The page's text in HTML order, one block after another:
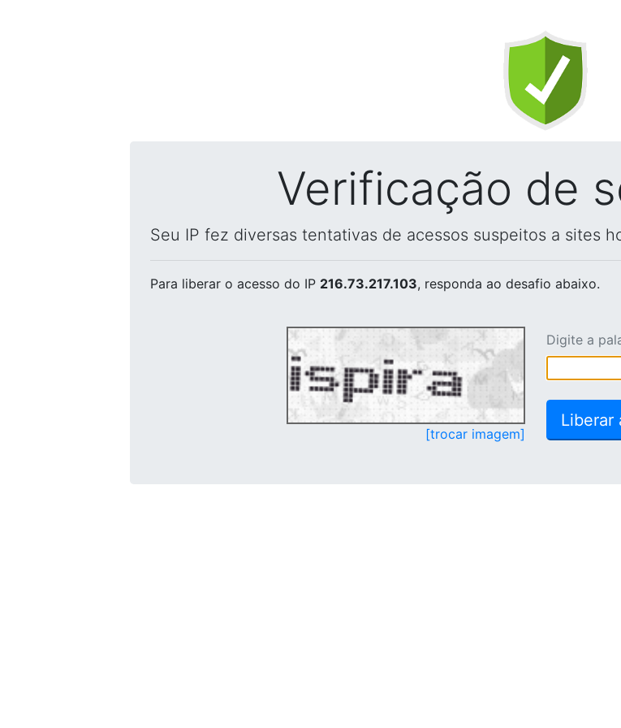
Verificação de
Seu IP fez diversas tentativas de acessos suspeitos a sites
Para liberar o acesso do IP 216.73.217.103, responda ao desafio abaixo.
[trocar imagem]
Digite a